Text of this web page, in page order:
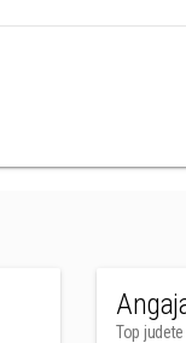
Top